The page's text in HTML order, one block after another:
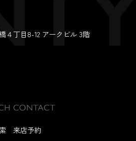
４丁目8-12 アークビル 3階
来店予約